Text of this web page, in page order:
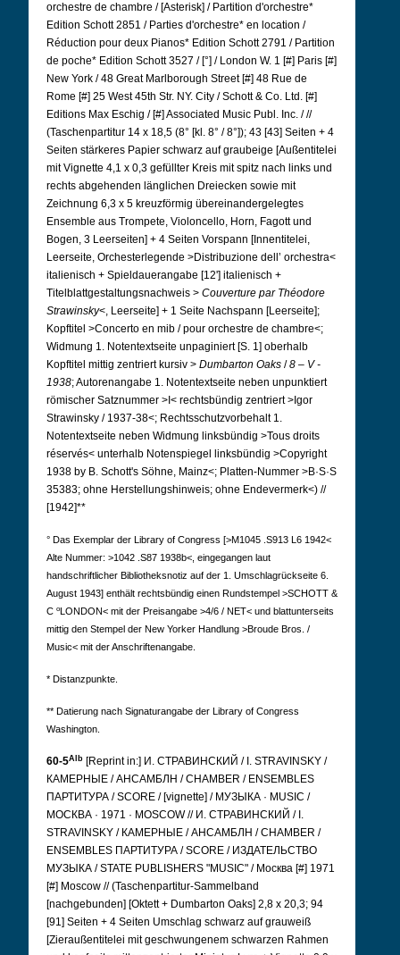
orchestre de chambre / [Asterisk] / Partition d'orchestre*
Edition Schott 2851 / Parties d'orchestre* en location /
Réduction pour deux Pianos* Edition Schott 2791 / Partition
de poche* Edition Schott 3527 / [°] / London W. 1 [#] Paris [#]
New York / 48 Great Marlborough Street [#] 48 Rue de
Rome [#] 25 West 45th Str. NY. City / Schott & Co. Ltd. [#]
Editions Max Eschig / [#] Associated Music Publ. Inc. / //
(Taschenpartitur 14 x 18,5 (8° [kl. 8° / 8°]); 43 [43] Seiten + 4
Seiten stärkeres Papier schwarz auf graubeige [Außentitelei
mit Vignette 4,1 x 0,3 gefüllter Kreis mit spitz nach links und
rechts abgehenden länglichen Dreiecken sowie mit
Zeichnung 6,3 x 5 kreuzförmig übereinandergelegtes
Ensemble aus Trompete, Violoncello, Horn, Fagott und
Bogen, 3 Leerseiten] + 4 Seiten Vorspann [Innentitelei,
Leerseite, Orchesterlegende >Distribuzione dell’ orchestra<
italienisch + Spieldauerangabe [12'] italienisch +
Titelblattgestaltungsnachweis > Couverture par Théodore
Strawinsky<, Leerseite] + 1 Seite Nachspann [Leerseite];
Kopftitel >Concerto en mib / pour orchestre de chambre<;
Widmung 1. Notentextseite unpaginiert [S. 1] oberhalb
Kopftitel mittig zentriert kursiv > Dumbarton Oaks /8 – V -
1938; Autorenangabe 1. Notentextseite neben unpunktiert
römischer Satznummer >I< rechtsbündig zentriert >Igor
Strawinsky / 1937-38<; Rechtsschutzvorbehalt 1.
Notentextseite neben Widmung linksbündig >Tous droits
réservés< unterhalb Notenspiegel linksbündig >Copyright
1938 by B. Schott's Söhne, Mainz<; Platten-Nummer >B·S·S
35383; ohne Herstellungshinweis; ohne Endevermerk<) //
[1942]**
° Das Exemplar der Library of Congress [>M1045 .S913 L6 1942<
Alte Nummer: >1042 .S87 1938b<, eingegangen laut
handschriftlicher Bibliotheksnotiz auf der 1. Umschlagrückseite 6.
August 1943] enthält rechtsbündig einen Rundstempel >SCHOTT &
C oLONDON< mit der Preisangabe >4/6 / NET< und blattunterseits
mittig den Stempel der New Yorker Handlung >Broude Bros. /
Music< mit der Anschriftenangabe.
* Distanzpunkte.
** Datierung nach Signaturangabe der Library of Congress
Washington.
60-5Alb [Reprint in:] И. СТРАВИНСКИЙ / I. STRAVINSKY /
КАМЕРНЫЕ / АНСАМБЛН / CHAMBER / ENSEMBLES
ПАРТИТУРА / SCORE / [vignette] / МУЗЫКА · MUSIC /
МОСКВА · 1971 · MOSCOW // И. СТРАВИНСКИЙ / I.
STRAVINSKY / КАМЕРНЫЕ / АНСАМБЛН / CHAMBER /
ENSEMBLES ПАРТИТУРА / SCORE / ИЗДАТЕЛЬСТВО
МУЗЫКА / STATE PUBLISHERS "MUSIC" / Москва [#] 1971
[#] Moscow // (Taschenpartitur-Sammelband
[nachgebunden] [Oktett + Dumbarton Oaks] 2,8 x 20,3; 94
[91] Seiten + 4 Seiten Umschlag schwarz auf grauweiß
[Zieraußentitelei mit geschwungenem schwarzen Rahmen